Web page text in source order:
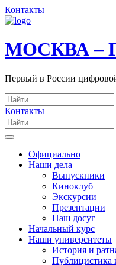
Контакты
МОСКВА –
Первый в России
Контакты
Официально
Наши дела
Выпускники
Киноклуб
Экскурсии
Презентации
Наш досуг
Начальный курс
Наши университеты
История и
Публицистика